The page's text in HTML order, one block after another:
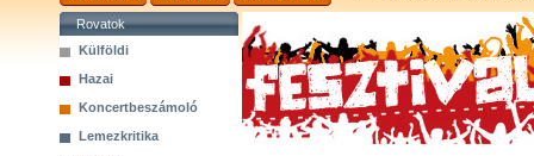
Rovatok
Külföldi
Hazai
Koncertbeszámoló
Lemezkritika